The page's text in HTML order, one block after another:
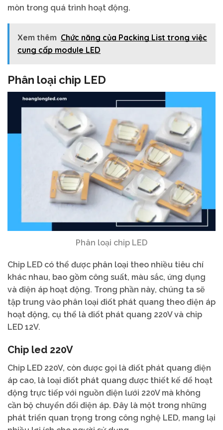
mòn trong quá trình hoạt động.
Xem thêm Chức năng của Packing List trong việc
cung cấp module LED
Phân loại chip LED
Phân loại chip LED
Chip LED có thể được phân loại theo nhiều tiêu chí
khác nhau, bao gồm công suất, màu sắc, ứng dụng
và điện áp hoạt động. Trong phần này, chúng ta sẽ
tập trung vào phân loại điốt phát quang theo điện áp
hoạt động, cụ thể là điốt phát quang 220V và chip
LED 12V.
Chip led 220V
Chip LED 220V, còn được gọi là điốt phát quang điện
áp cao, là loại điốt phát quang được thiết kế để hoạt
động trực tiếp với nguồn điện lưới 220V mà không
cần bộ chuyển đổi điện áp. Đây là một trong những
phát triển quan trọng trong công nghệ LED, mang lại